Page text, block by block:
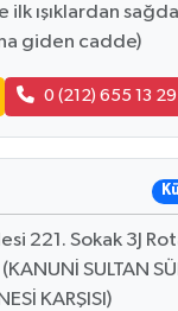
ilk ışıklardan
giden cadde)
0 (212) 655 13 29
221. Sokak 3J
SULTAN
KARŞISI)